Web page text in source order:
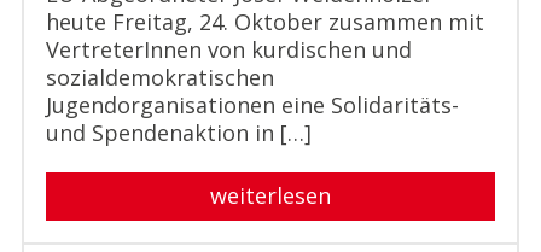
heute Freitag, 24. Oktober zusammen mit
VertreterInnen von kurdischen und
sozialdemokratischen
Jugendorganisationen eine Solidaritäts-
und Spendenaktion in […]
weiterlesen